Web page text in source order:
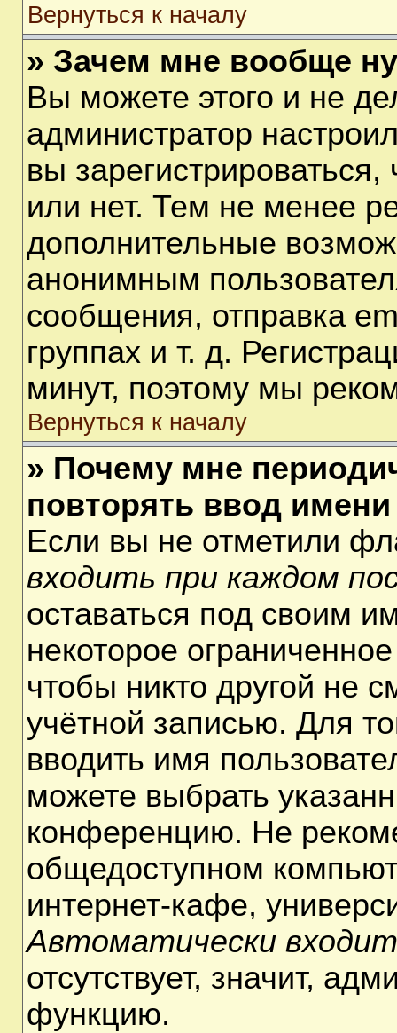
Вернуться к началу
» Зачем мне вообще
Вы можете этого и не
администратор
вы
или нет. Тем не менее
дополнительные
анонимным
сообщения, отправка
группах и т. д.
минут, поэтому мы
Вернуться к началу
» Почему мне
повторять ввод
Если вы не отметили
входить при каждом
оставаться под своим
некоторое
чтобы никто другой не
учётной записью. Для
вводить имя
можете выбрать
конференцию. Не
общедоступном
интернет-кафе,
Автоматически
отсутствует, значит,
функцию.